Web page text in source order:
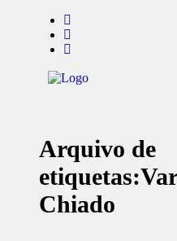
Notícias
Marcas
Endorsers
Arquivo de
etiquetas:
Chiado